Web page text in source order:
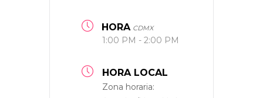
HORA CDMX
1:00 PM - 2:00 PM
HORA LOCAL
Zona horaria: